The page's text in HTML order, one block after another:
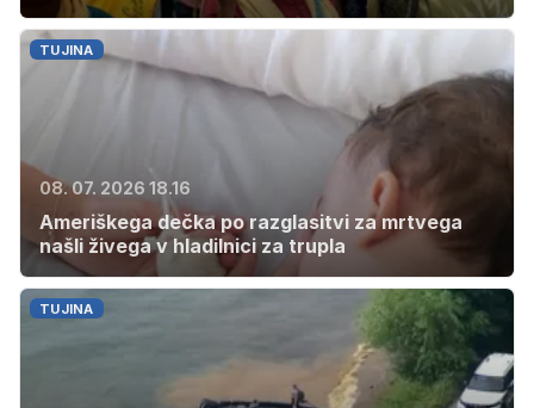
TUJINA
08. 07. 2026 18.16
Ameriškega dečka po razglasitvi za mrtvega
našli živega v hladilnici za trupla
TUJINA